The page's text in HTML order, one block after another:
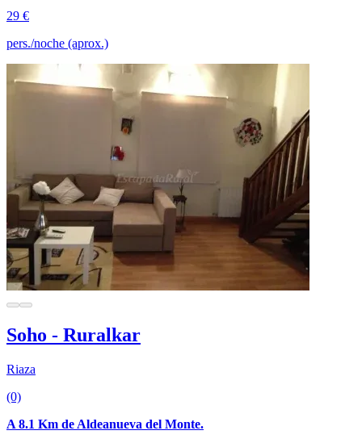
29 €
pers./noche (aprox.)
Soho - Ruralkar
Riaza
(0)
A 8.1 Km de Aldeanueva del Monte.